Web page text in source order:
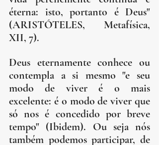
éterna: isto, portanto é Deus"
(ARISTÓTELES, Metafísica,
XII, 7).
Deus eternamente conhece ou
contempla a si mesmo "e seu
modo de viver é o mais
excelente: é o modo de viver que
só nos é concedido por breve
tempo" (Ibidem). Ou seja nós
também podemos participar, de